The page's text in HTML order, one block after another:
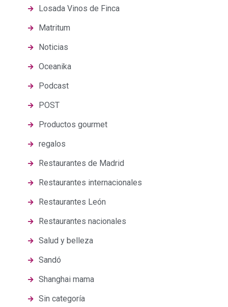
Losada Vinos de Finca
Matritum
Noticias
Oceanika
Podcast
POST
Productos gourmet
regalos
Restaurantes de Madrid
Restaurantes internacionales
Restaurantes León
Restaurantes nacionales
Salud y belleza
Sandó
Shanghai mama
Sin categoría